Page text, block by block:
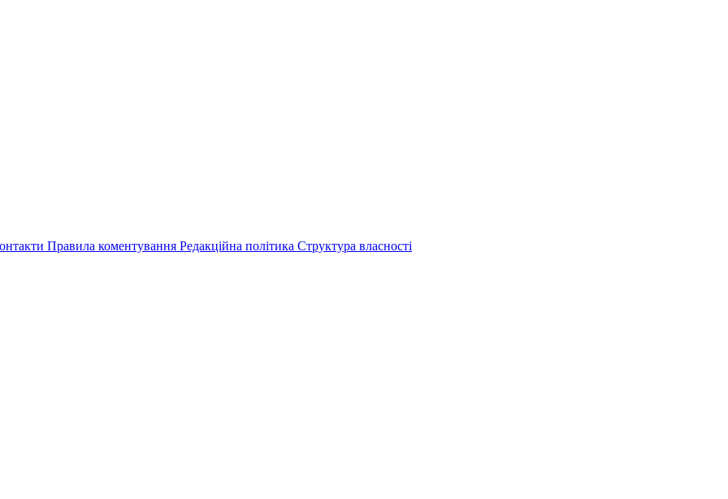
Правила коментування Редакційна політика Структура власності